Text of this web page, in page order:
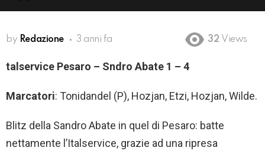
by Redazione 3 anni fa 32 Views
talservice Pesaro – Sndro Abate 1 – 4
Marcatori: Tonidandel (P), Hozjan, Etzi, Hozjan, Wilde.
Blitz della Sandro Abate in quel di Pesaro: batte
nettamente l’Italservice, grazie ad una ripresa